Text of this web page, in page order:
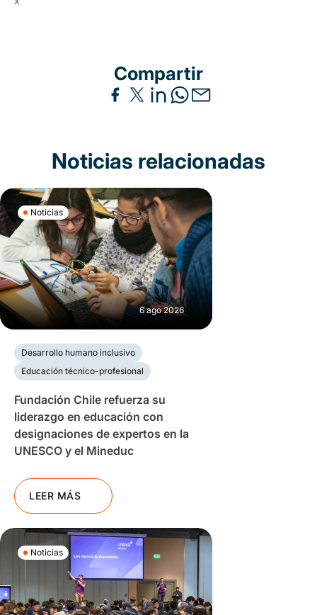
Compartir
Noticias relacionadas
Noticias
6 ago 2026
Desarrollo humano inclusivo
Educación técnico-profesional
Fundación Chile refuerza su
liderazgo en educación con
designaciones de expertos en la
UNESCO y el Mineduc
LEER MÁS
Noticias